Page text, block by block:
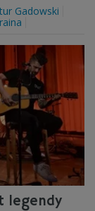
Gadowski
legendy